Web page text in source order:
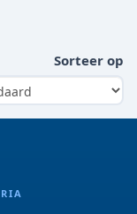
Sorteer op